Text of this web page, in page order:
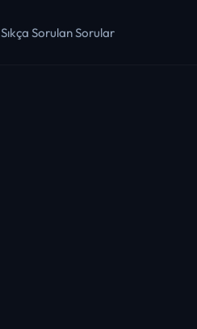
Sıkça Sorulan Sorular